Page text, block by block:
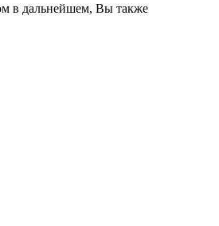
в дальнейшем, Вы также